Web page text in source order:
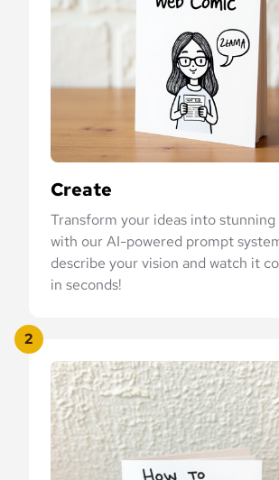
Create
Transform your ideas into
with our AI-powered prompt
describe your vision and watch it
in seconds!
2